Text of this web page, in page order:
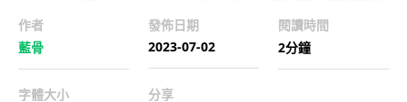
作者
藍骨
發佈日期
2023-07-02
閱讀時間
2分鐘
字體大小 分享